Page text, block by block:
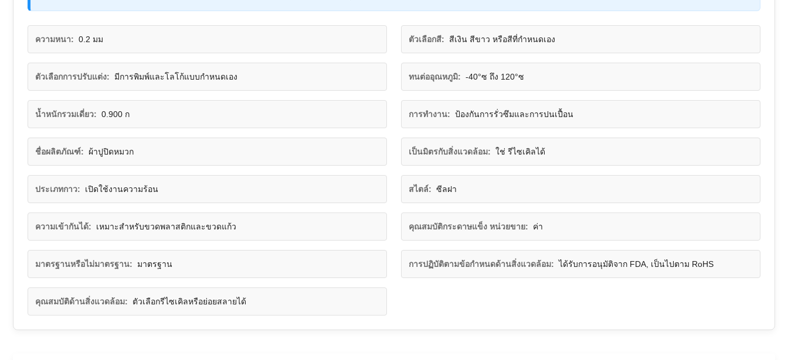
ความหนา: 0.2 มม ตัวเลือกสี: สีเงิน สีขาว หรือสีที่กำหนดเอง
ตัวเลือกการปรับแต่ง: มีการพิมพ์และโลโก้แบบกำหนดเอง ทนต่ออุณหภูมิ: -40°ซ ถึง 120°ซ
น้ำหนักรวมเดี่ยว: 0.900 ก การทำงาน: ป้องกันการรั่วซึมและการปนเปื้อน
ชื่อผลิตภัณฑ์: ผ้าปูปิดหมวก เป็นมิตรกับสิ่งแวดล้อม: ใช่ รีไซเคิลได้
ประเภทกาว: เปิดใช้งานความร้อน สไตล์: ซีลฝา
ความเข้ากันได้: เหมาะสำหรับขวดพลาสติกและขวดแก้ว คุณสมบัติกระดาษแข็ง หน่วยขาย: ค่า
มาตรฐานหรือไม่มาตรฐาน: มาตรฐาน การปฏิบัติตามข้อกำหนดด้านสิ่งแวดล้อม: ได้รับการอนุมัติจาก FDA, เป็นไปตาม RoHS
คุณสมบัติด้านสิ่งแวดล้อม: ตัวเลือกรีไซเคิลหรือย่อยสลายได้